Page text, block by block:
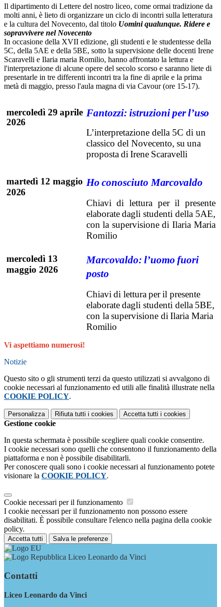
Il dipartimento di Lettere del nostro liceo, come ormai tradizione da
molti anni, è lieto di organizzare un ciclo di incontri sulla letteratura
e la cultura del Novecento, dal titolo Uomini qualunque. Ridere e
sopravvivere nel Novecento
In occasione della XVII edizione, gli studenti e le studentesse della
5C, della 5AE e della 5BE, sotto la supervisione delle docenti Irene
Scaravelli e Ilaria maria Romilio, hanno affrontato la lettura e
l'interpretazione di alcune opere del secolo scorso e saranno liete di
presentarle in tre differenti incontri tra la fine di aprile e la prima
metà di maggio, presso l'aula magna di via Cavour (ore 15-17).
mercoledì 29 aprile
2026
Fantozzi: istruzioniperl’uso
L’interpretazione della 5C di un
classico del Novecento, su una
propostadi Irene Scaravelli
martedì 12 maggio
2026
Ho conosciuto Marcovaldo
Chiavi di lettura per il presente
elaborate dagli studenti della 5AE,
con la supervisione di Ilaria Maria
Romilio
mercoledì 13
maggio 2026
Marcovaldo: l’uomo fuori
posto
Chiavi di lettura per il presente
elaborate dagli studenti della 5BE,
con la supervisione di Ilaria Maria
Romilio
Vi aspettiamo numerosi!
Notizie
Questo sito o gli strumenti terzi da questo utilizzati si avvalgono di
cookie necessari al funzionamento ed utili alle finalità illustrate nella
COOKIE POLICY.
Personalizza Rifiuta tutti i cookies Accetta tutti i cookies
Gestione cookie
In questa schermata è possibile scegliere quali cookie consentire.
I cookie necessari sono quelli che consentono il funzionamento della
piattaforma e non è possibile disabilitarli.
Per conoscere quali sono i cookie necessari al funzionamento potete
visionare la COOKIE POLICY.
Cookie necessari per il funzionamento
I cookie necessari per il funzionamento non possono essere
disabilitati. È possibile consultare l'elenco nella pagina della cookie
policy.
Accetta tutti Salva le preferenze
Liceo Leonardo da Vinci
Contatti
Liceo Leonardo da Vinci